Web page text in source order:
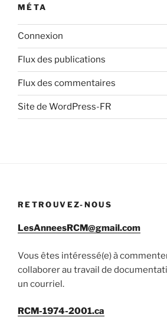
MÉTA
Connexion
Flux des publications
Flux des commentaires
Site de WordPress-FR
RETROUVEZ-NOUS
LesAnneesRCM@gmail.com
Vous êtes intéressé(e) à
collaborer au travail de
un courriel.
RCM-1974-2001.ca